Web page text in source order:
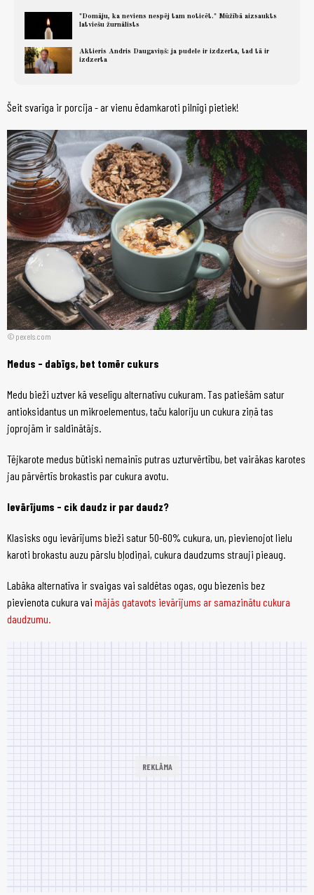
"Domāju, ka neviens nespēj tam noticēt." Mūžībā aizsaukts
latviešu žurnālists
Aktieris Andris Daugaviņš: ja pudele ir izdzerta, tad tā ir
izdzerta
Šeit svarīga ir porcija - ar vienu ēdamkaroti pilnīgi pietiek!
pexels.com
Medus - dabīgs, bet tomēr cukurs
Medu bieži uztver kā veselīgu alternatīvu cukuram. Tas patiešām satur
antioksidantus un mikroelementus, taču kaloriju un cukura ziņā tas
joprojām ir saldinātājs.
Tējkarote medus būtiski nemainīs putras uzturvērtību, bet vairākas karotes
jau pārvērtīs brokastis par cukura avotu.
Ievārījums - cik daudz ir par daudz?
Klasisks ogu ievārījums bieži satur 50-60% cukura, un, pievienojot lielu
karoti brokastu auzu pārslu bļodiņai, cukura daudzums strauji pieaug.
Labāka alternatīva ir svaigas vai saldētas ogas, ogu biezenis bez
pievienota cukura vai mājās gatavots ievārījums ar samazinātu cukura
daudzumu.